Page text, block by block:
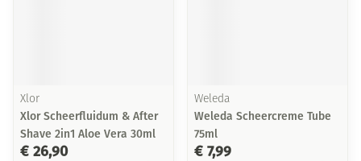
Xlor
Xlor Scheerfluidum & After
Shave 2in1 Aloe Vera 30ml
€ 26,90
Weleda
Weleda Scheercreme Tube
75ml
€ 7,99